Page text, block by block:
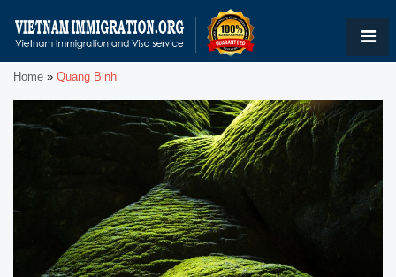
Home » Quang Binh